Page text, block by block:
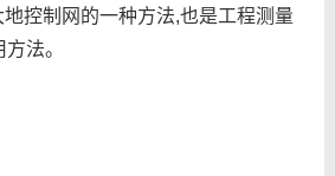
控制网的一种方法,也是工程测量
法。